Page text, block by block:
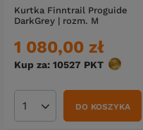
Kurtka Finntrail Proguide
DarkGrey | rozm. M
1 080,00 zł
Kup za: 10527 PKT punktów
Ilość produktówDO KOSZYKA